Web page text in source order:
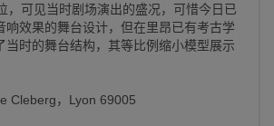
，可见当时剧场演出的盛况，可惜今日已
响效果的舞台设计，但在里昂已有考古学
当时的舞台结构，其等比例缩小模型展示
Cleberg，Lyon 69005